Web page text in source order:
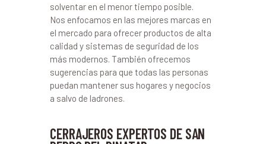
solventar en el menor tiempo posible.
Nos enfocamos en las mejores marcas en
el mercado para ofrecer productos de alta
calidad y sistemas de seguridad de los
más modernos. También ofrecemos
sugerencias para que todas las personas
puedan mantener sus hogares y negocios
a salvo de ladrones.
CERRAJEROS EXPERTOS DE SAN